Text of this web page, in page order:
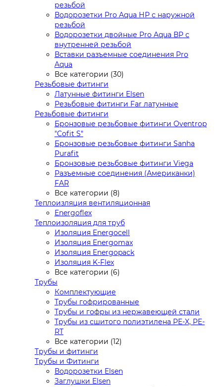
резьбой
Водорозетки Pro Aqua НР с наружной
резьбой
Водорозетки двойные Pro Aqua ВР с
внутренней резьбой
Вставки разъемные соединения Pro
Aqua
Все категории (30)
Резьбовые фитинги
Латунные фитинги Elsen
Резьбовые фитинги Far латунные
Резьбовые фитинги
Бронзовые резьбовые фитинги Oventrop
"Cofit S"
Бронзовые резьбовые фитинги Sanha
Purafit
Бронзовые резьбовые фитинги Viega
Разъемные соединения (Американки)
FAR
Все категории (8)
Теплоизляция вентиляционная
Energoflex
Теплоизоляция для труб
Изоляция Energocell
Изоляция Energomax
Изоляция Energopack
Изоляция K-Flex
Все категории (6)
Трубы
Комплектующие
Трубы гофрированные
Трубы и гофры из нержавеющей стали
Трубы из сшитого полиэтилена PE-X, PE-
RT
Все категории (12)
Трубы и фитинги
Трубы и Фитинги
Водорозетки Elsen
Заглушки Elsen